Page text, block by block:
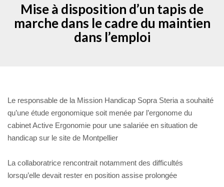
Mise à disposition d’un tapis de
marche dans le cadre du maintien
dans l’emploi
Le responsable de la Mission Handicap Sopra Steria a souhaité
qu’une étude ergonomique soit menée par l’ergonome du
cabinet Active Ergonomie pour une salariée en situation de
handicap sur le site de Montpellier
La collaboratrice rencontrait notamment des difficultés
lorsqu’elle devait rester en position assise prolongée